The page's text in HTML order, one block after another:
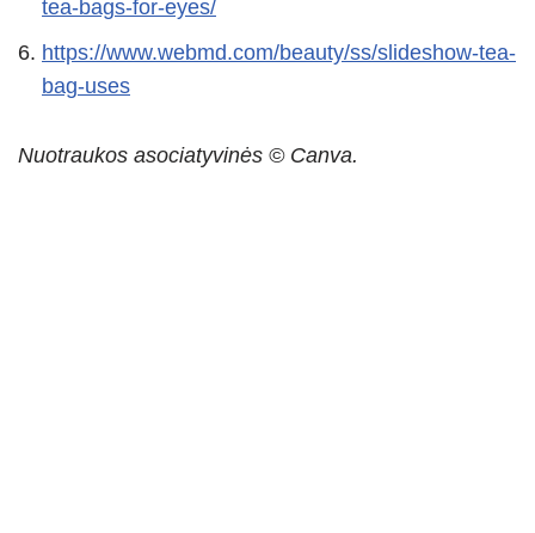
tea-bags-for-eyes/
https://www.webmd.com/beauty/ss/slideshow-tea-
bag-uses
Nuotraukos asociatyvinės © Canva.